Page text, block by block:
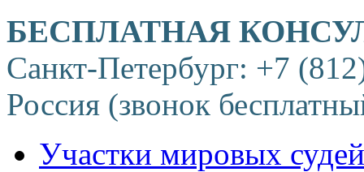
БЕСПЛАТНАЯ
Санкт-Петербург: +7
Россия (звонок
Участки мировых судей